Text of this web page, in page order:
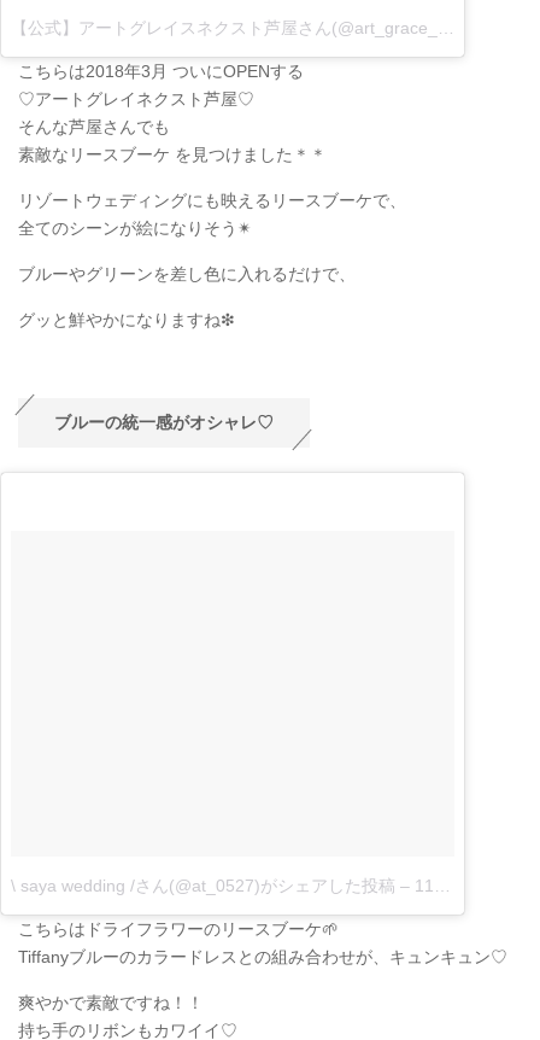
こちらは2018年3月 ついにOPENする
♡アートグレイネクスト芦屋♡
そんな芦屋さんでも
素敵なリースブーケ を見つけました＊＊
リゾートウェディングにも映えるリースブーケで、
全てのシーンが絵になりそう✴︎
ブルーやグリーンを差し色に入れるだけで、
グッと鮮やかになりますね❇︎
ブルーの統一感がオシャレ♡
\ saya wedding /さん(@at_0527)がシェアした投稿 – 11月 30, 2017 at 2:07午前 PST
こちらはドライフラワーのリースブーケ🌱
Tiffanyブルーのカラードレスとの組み合わせが、キュンキュン♡
爽やかで素敵ですね！！
持ち手のリボンもカワイイ♡